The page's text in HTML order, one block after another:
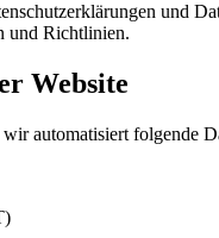
und
und Richtlinien.
Website
automatisiert folgende